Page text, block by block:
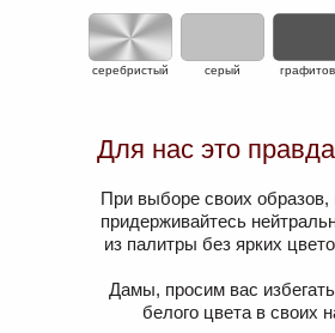
При выборе своих образов,
придерживайтесь
из палитры без ярких
Дамы, просим вас
белого цвета в своих
серебристый серый
Для нас это